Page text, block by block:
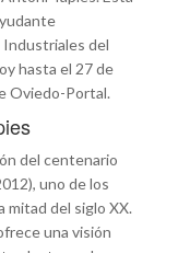
del
hasta el 27 de
Oviedo-Portal.
del centenario
uno de los
mitad del siglo XX.
una visión